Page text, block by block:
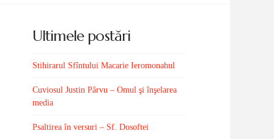
Ultimele postări
Stihirarul Sfîntului Macarie Ieromonahul
Cuviosul Justin Pârvu – Omul şi înşelarea
media
Psaltirea în versuri – Sf. Dosoftei